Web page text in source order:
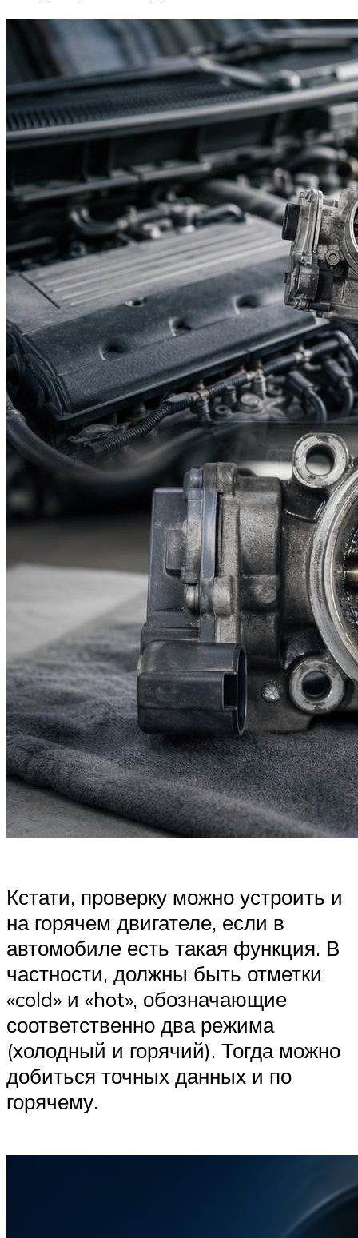
Кстати, проверку можно устроить и
на горячем двигателе, если в
автомобиле есть такая функция. В
частности, должны быть отметки
«cold» и «hot», обозначающие
соответственно два режима
(холодный и горячий). Тогда можно
добиться точных данных и по
горячему.